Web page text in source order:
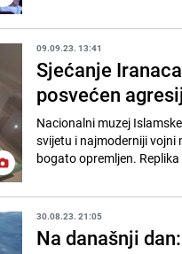
09.09.23. 13:41
Sjećanje
posvećen
Nacionalni muzej
svijetu i najmoderniji vojni
bogato opremljen. Replika
30.08.23. 21:05
Na današnji